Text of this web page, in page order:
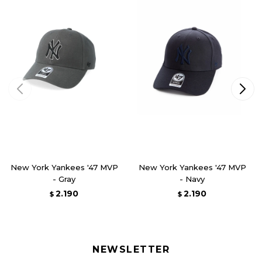
New York Yankees '47 MVP
- Gray
$ 2.190
New York Yankees '47 MVP
- Navy
$ 2.190
NEWSLETTER